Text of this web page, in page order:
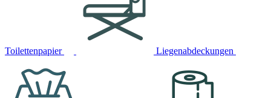
Toilettenpapier Liegenabdeckungen